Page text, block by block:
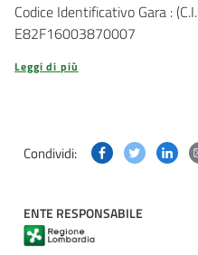
Codice Identificativo Gara :
E82F16003870007
Leggi di più
Condividi: Condividi
ENTE RESPONSABILE